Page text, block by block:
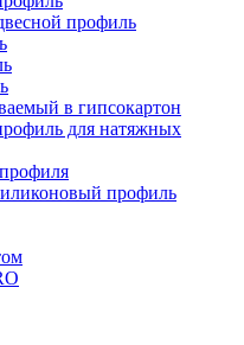
профиль
в гипсокартон
для натяжных
профиль